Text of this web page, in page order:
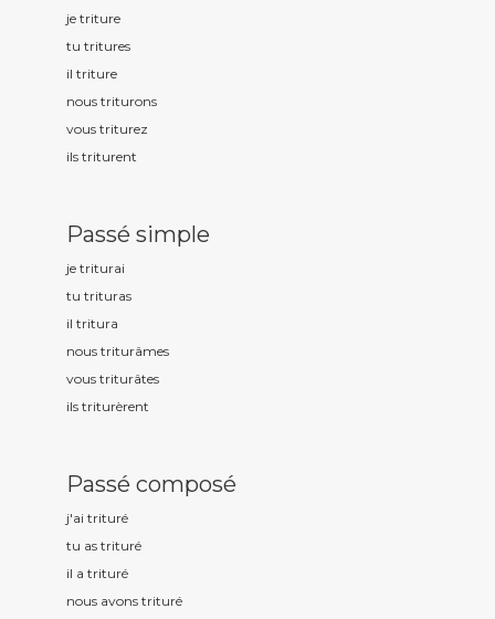
je triture
tu tritures
il triture
nous triturons
vous triturez
ils triturent
Passé simple
je triturai
tu trituras
il tritura
nous triturâmes
vous triturâtes
ils triturèrent
Passé composé
j'ai trituré
tu as trituré
il a trituré
nous avons trituré